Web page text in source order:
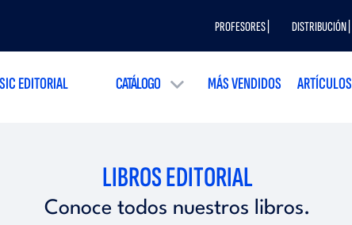
PROFESORES | DISTRIBUCIÓN |
EDITORIAL CATÁLOGO MÁS VENDIDOS ARTÍCULOS
LIBROS EDITORIAL
Conoce todos nuestros libros.